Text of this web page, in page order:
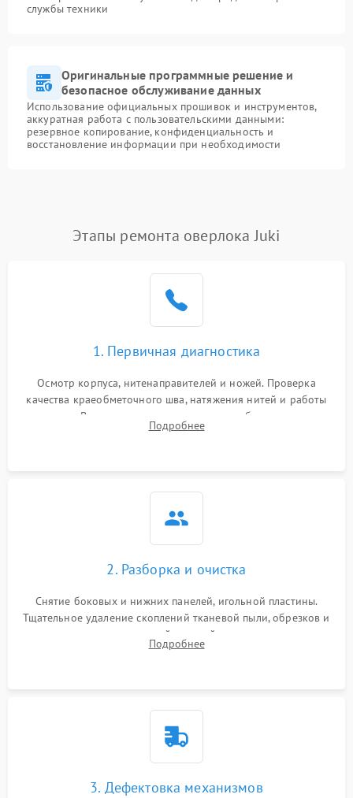
службы техники
Оригинальные программные решение и
безопасное обслуживание данных
Использование официальных прошивок и инструментов,
аккуратная работа с пользовательскими данными:
резервное копирование, конфиденциальность и
восстановление информации при необходимости
Этапы ремонта оверлока Juki
1. Первичная диагностика
Осмотр корпуса, нитенаправителей и ножей. Проверка
качества краеобметочного шва, натяжения нитей и работы
педали. Выявление пропусков стежков, обрывов нити,
заклинивания или тупого среза ткани на тестовом образце.
Подробнее
2. Разборка и очистка
Снятие боковых и нижних панелей, игольной пластины.
Тщательное удаление скоплений тканевой пыли, обрезков и
очесов из зоны петлителей и ножей с помощью жестких
кистей, пинцета и потока сжатого воздуха.
Подробнее
3. Дефектовка механизмов